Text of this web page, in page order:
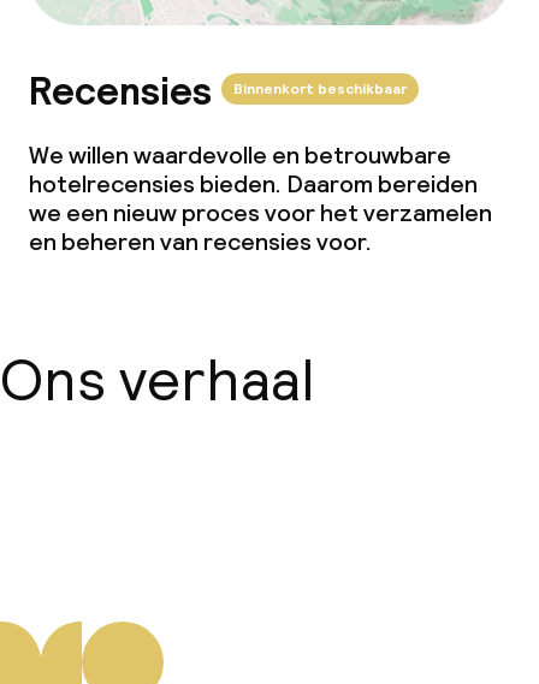
Recensies Binnenkort beschikbaar
We willen waardevolle en betrouwbare
hotelrecensies bieden. Daarom bereiden
we een nieuw proces voor het verzamelen
en beheren van recensies voor.
Ons verhaal